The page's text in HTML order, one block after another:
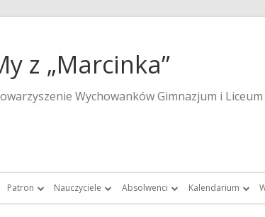
z „Marcinka”
Wychowanków Gimnazjum i
Patron Nauczyciele Absolwenci Kalendarium